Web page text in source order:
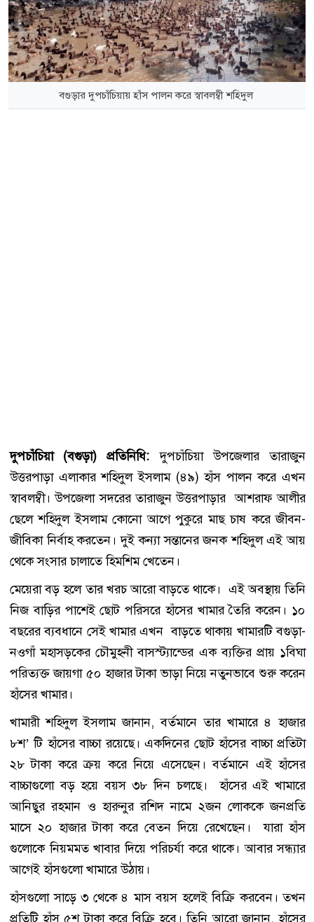
বগুড়ার দুপচাঁচিয়ায় হাঁস পালন করে স্বাবলম্বী শহিদুল
দুপচাঁচিয়া (বগুড়া) প্রতিনিধি: দুপচাঁচিয়া উপজেলার তারাজুন
উত্তরপাড়া এলাকার শহিদুল ইসলাম (৪৯) হাঁস পালন করে এখন
স্বাবলম্বী। উপজেলা সদরের তারাজুন উত্তরপাড়ার আশরাফ আলীর
ছেলে শহিদুল ইসলাম কোনো আগে পুকুরে মাছ চাষ করে জীবন-
জীবিকা নির্বাহ করতেন। দুই কন্যা সন্তানের জনক শহিদুল এই আয়
থেকে সংসার চালাতে হিমশিম খেতেন।
মেয়েরা বড় হলে তার খরচ আরো বাড়তে থাকে। এই অবস্থায় তিনি
নিজ বাড়ির পাশেই ছোট পরিসরে হাঁসের খামার তৈরি করেন। ১০
বছরের ব্যবধানে সেই খামার এখন বাড়তে থাকায় খামারটি বগুড়া-
নওগাঁ মহাসড়কের চৌমুহনী বাসস্ট্যান্ডের এক ব্যক্তির প্রায় ১বিঘা
পরিত্যক্ত জায়গা ৫০ হাজার টাকা ভাড়া নিয়ে নতুনভাবে শুরু করেন
হাঁসের খামার।
খামারী শহিদুল ইসলাম জানান, বর্তমানে তার খামারে ৪ হাজার
৮শ’ টি হাঁসের বাচ্চা রয়েছে। একদিনের ছোট হাঁসের বাচ্চা প্রতিটা
২৮ টাকা করে ক্রয় করে নিয়ে এসেছেন। বর্তমানে এই হাঁসের
বাচ্চাগুলো বড় হয়ে বয়স ৩৮ দিন চলছে। হাঁসের এই খামারে
আনিছুর রহমান ও হারুনুর রশিদ নামে ২জন লোককে জনপ্রতি
মাসে ২০ হাজার টাকা করে বেতন দিয়ে রেখেছেন। যারা হাঁস
গুলোকে নিয়মমত খাবার দিয়ে পরিচর্যা করে থাকে। আবার সন্ধ্যার
আগেই হাঁসগুলো খামারে উঠায়।
হাঁসগুলো সাড়ে ৩ থেকে ৪ মাস বয়স হলেই বিক্রি করবেন। তখন
প্রতিটি হাঁস ৫শ টাকা করে বিক্রি হবে। তিনি আরো জানান, হাঁসের